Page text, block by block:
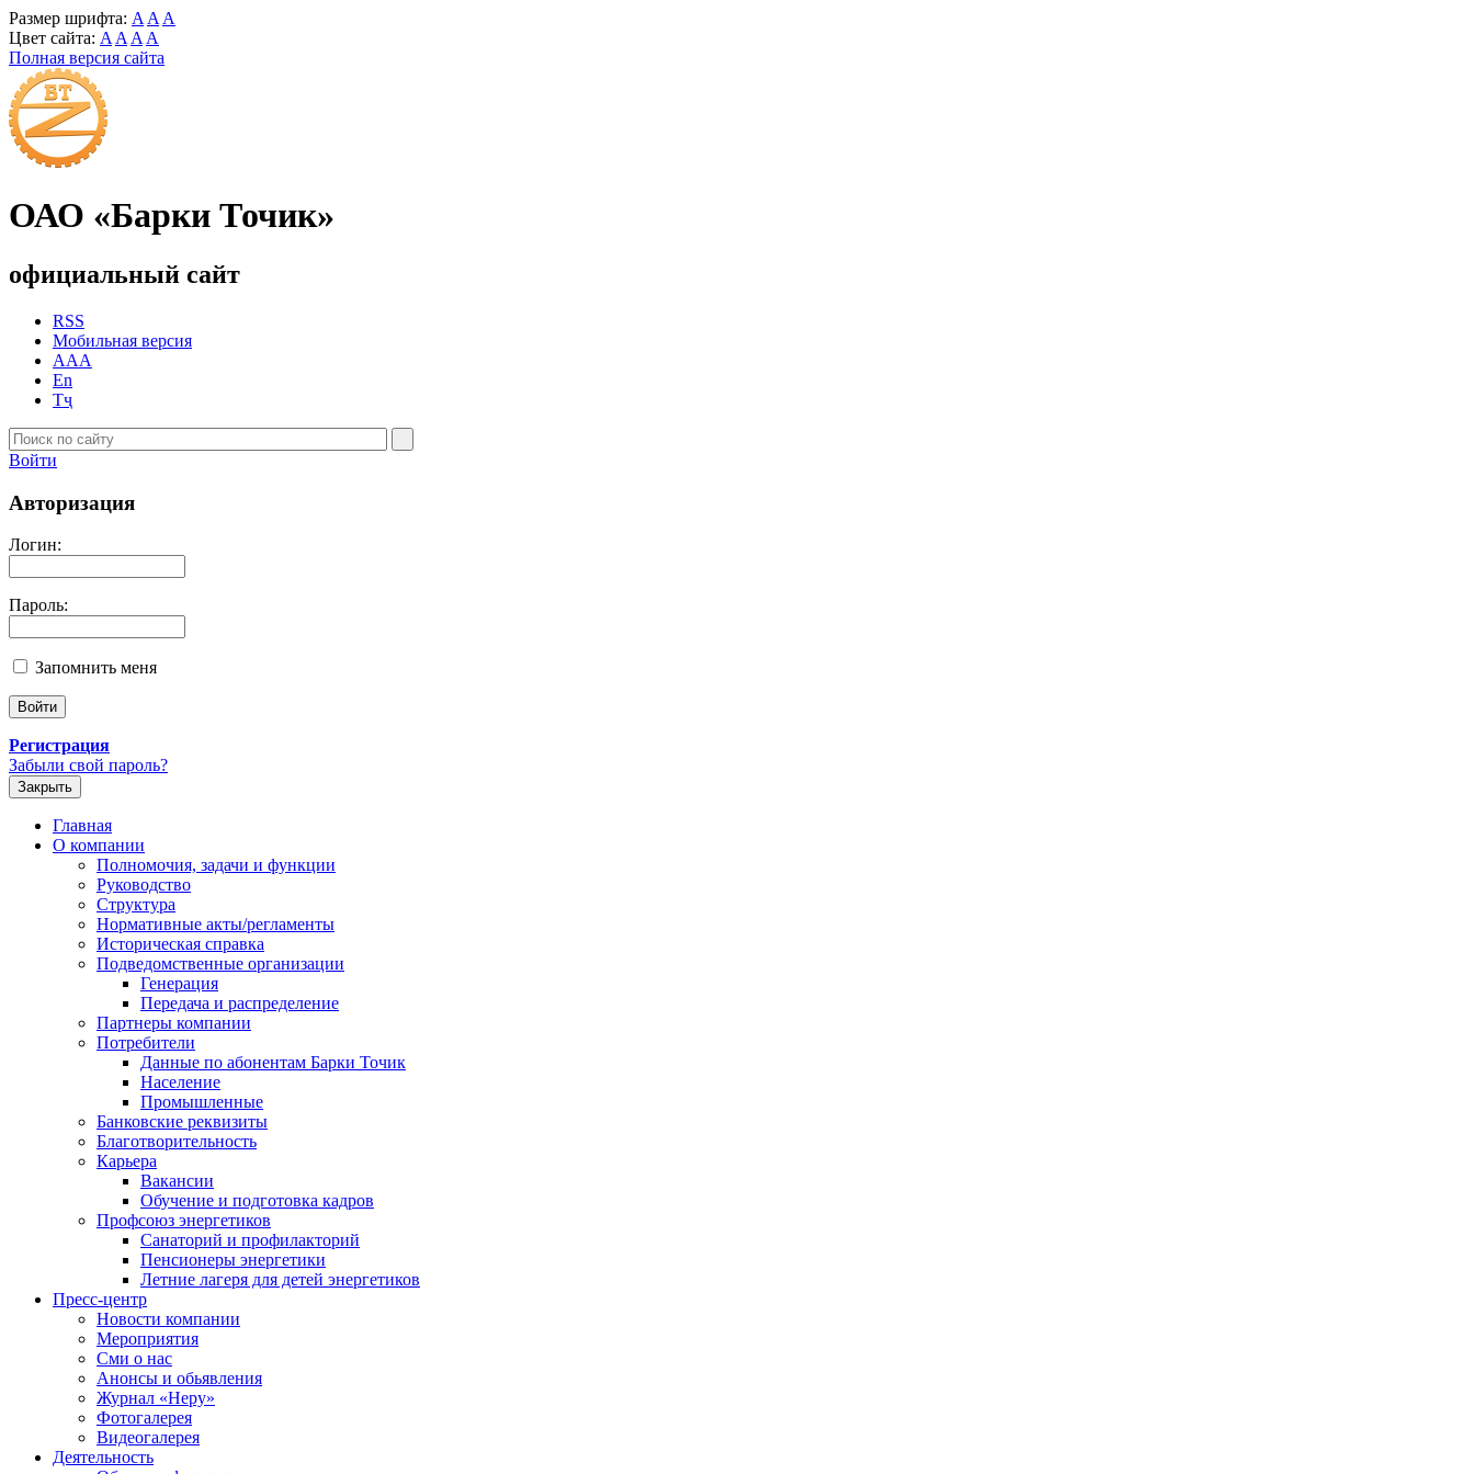
Размер шрифта: A A A
Цвет сайта: A A A A
Полная версия сайта
ОАО «Барки Точик»
официальный сайт
RSS
Мобильная версия
AAA
En
Тҷ
Войти
Авторизация
Логин:
Пароль:
Запомнить меня
Регистрация
Забыли свой пароль?
Закрыть
Главная
О компании
Полномочия, задачи и функции
Руководство
Структура
Нормативные акты/регламенты
Историческая справка
Подведомственные организации
Генерация
Передача и распределение
Партнеры компании
Потребители
Данные по абонентам Барки Точик
Население
Промышленные
Банковские реквизиты
Благотворительность
Карьера
Вакансии
Обучение и подготовка кадров
Профсоюз энергетиков
Санаторий и профилакторий
Пенсионеры энергетики
Летние лагеря для детей энергетиков
Пресс-центр
Новости компании
Мероприятия
Сми о нас
Анонсы и обьявления
Журнал «Неру»
Фотогалерея
Видеогалерея
Деятельность